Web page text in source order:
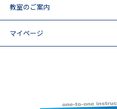
教室のご案内
マイページ